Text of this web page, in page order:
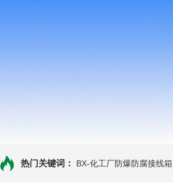
热门关键词： BX-化工厂防爆防腐接线箱